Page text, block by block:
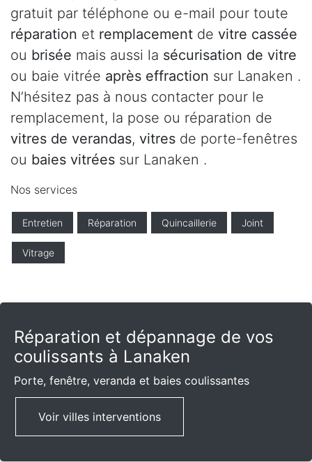
gratuit par téléphone ou e-mail pour toute
réparation et remplacement de vitre cassée
ou brisée mais aussi la sécurisation de vitre
ou baie vitrée après effraction sur Lanaken .
N’hésitez pas à nous contacter pour le
remplacement, la pose ou réparation de
vitres de verandas, vitres de porte-fenêtres
ou baies vitrées sur Lanaken .
Nos services
Entretien Réparation Quincaillerie Joint
Vitrage
Réparation et dépannage de vos
coulissants à Lanaken
Porte, fenêtre, veranda et baies coulissantes
Voir villes interventions